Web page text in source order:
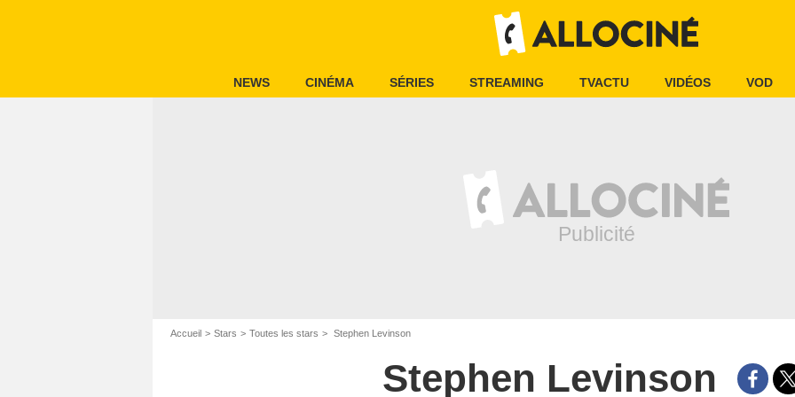
NEWS CINÉMA SÉRIES STREAMING TVACTU VIDÉOS VOD
Accueil Stars Toutes les stars Stephen Levinson
Stephen Levinson